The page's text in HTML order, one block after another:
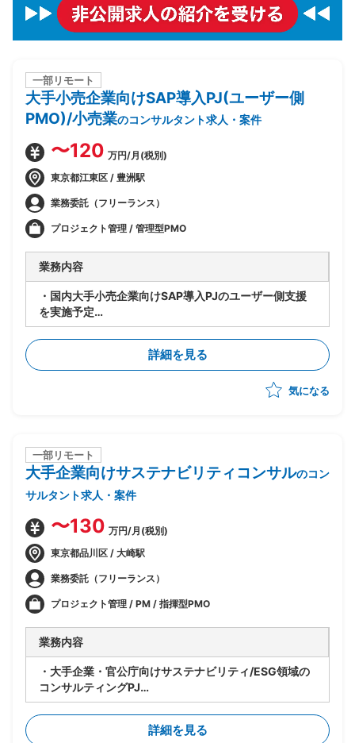
一部リモート
大手小売企業向けSAP導入PJ(ユーザー側
PMO)/小売業のコンサルタント求人・案件
〜120 万円/月(税別)
東京都江東区 / 豊洲駅
業務委託（フリーランス）
プロジェクト管理 / 管理型PMO
業務内容
・国内大手小売企業向けSAP導入PJのユーザー側支援
を実施予定
・要件定義/設計フェーズ(2026年7月~9月)を担当
・顧客社内の合意形成
・将来SAP展開に向けたスコープと優先順位整理
・経営層および各社内推進リードの意識改革推進
詳細を見る
気になる
一部リモート
大手企業向けサステナビリティコンサルのコン
サルタント求人・案件
〜130 万円/月(税別)
東京都品川区 / 大崎駅
業務委託（フリーランス）
プロジェクト管理 / PM / 指揮型PMO
業務内容
・大手企業・官公庁向けサステナビリティ/ESG領域の
コンサルティングPJ
・ベンダー側コンサルタントとして提案・構想策定から
実行まで一気通貫でリード
・CSRD・ISSB・SSBJ等の開示・規制対応支援および
詳細を見る